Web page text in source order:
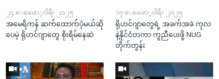
၂၄ ေဖေဖာ္၀ါရီ၊ ၂၀၂၅
အမေရိကန် ဆက်ထောက်ပံ့မယ်ဆို
ပေမဲ့ ရိုဟင်ဂျာတွေ စိုးရိမ်နေဆဲ
၁၇ ေဖေဖာ္၀ါရီ၊ ၂၀၂၅
ရိုဟင်ဂျာတွေရဲ့ အခက်အခဲ ကုလ
နဲ့နိုင်ငံတကာ ကူညီပေးဖို့ NUG
တိုက်တွန်း